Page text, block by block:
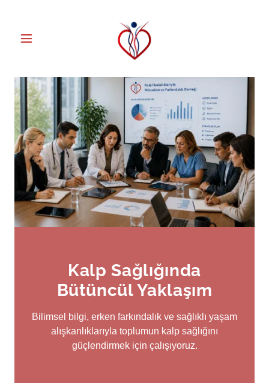
Kalp Sağlığında
Bütüncül Yaklaşım
Bilimsel bilgi, erken farkındalık ve sağlıklı yaşam
alışkanlıklarıyla toplumun kalp sağlığını
güçlendirmek için çalışıyoruz.